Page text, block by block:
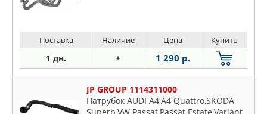
Поставка Наличие Цена Купить
1 дн. + 1 290 р.
JP GROUP 1114311000
Патрубок AUDI A4,A4 Quattro,SKODA